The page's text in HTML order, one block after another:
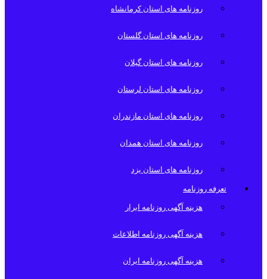
روزنامه های استان کرمانشاه
روزنامه های استان گلستان
روزنامه های استان گیلان
روزنامه های استان لرستان
روزنامه های استان مازندران
روزنامه های استان همدان
روزنامه های استان یزد
تعرفه روزنامه
هزینه آگهی روزنامه ابرار
هزینه آگهی روزنامه اطلاعات
هزینه آگهی روزنامه ایران